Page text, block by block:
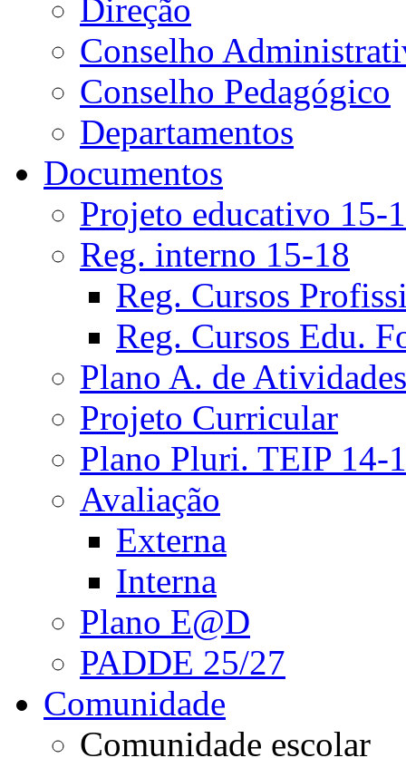
Direção
Conselho
Conselho Pedagógico
Departamentos
Documentos
Projeto educativo 15-
Reg. interno 15-18
Reg. Cursos
Reg. Cursos Edu.
Plano A. de Atividades
Projeto Curricular
Plano Pluri. TEIP 14-
Avaliação
Externa
Interna
Plano E@D
PADDE 25/27
Comunidade
Comunidade escolar